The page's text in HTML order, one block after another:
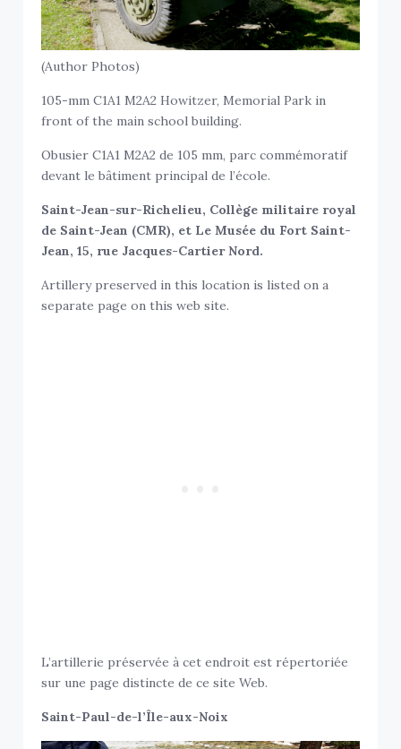
(Author Photos)
105-mm C1A1 M2A2 Howitzer, Memorial Park in
front of the main school building.
Obusier C1A1 M2A2 de 105 mm, parc commémoratif
devant le bâtiment principal de l’école.
Saint-Jean-sur-Richelieu, Collège militaire royal
de Saint-Jean (CMR), et Le Musée du Fort Saint-
Jean, 15, rue Jacques-Cartier Nord.
Artillery preserved in this location is listed on a
separate page on this web site.
L’artillerie préservée à cet endroit est répertoriée
sur une page distincte de ce site Web.
Saint-Paul-de-l’Île-aux-Noix